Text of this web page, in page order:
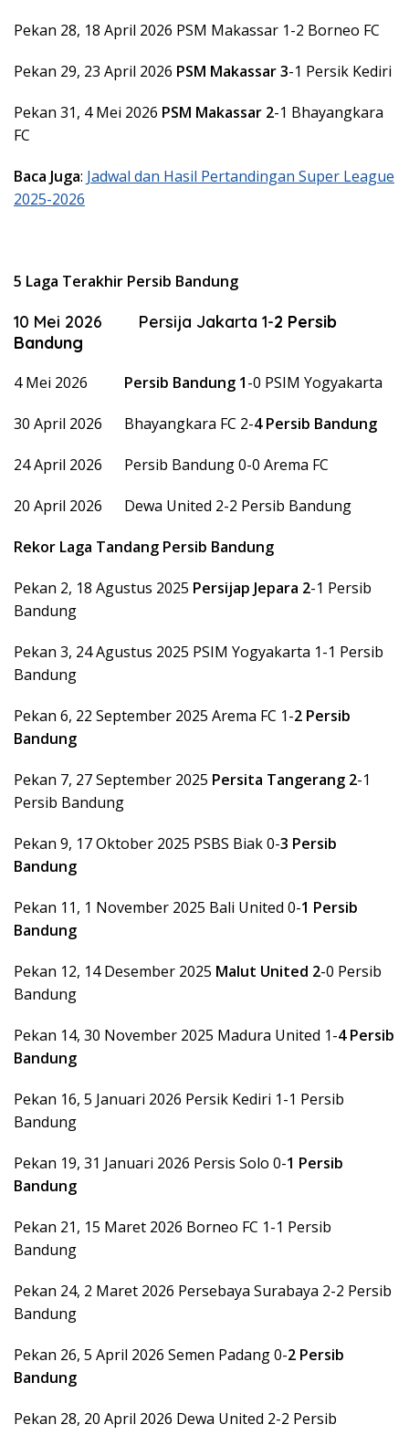
Pekan 28, 18 April 2026 PSM Makassar 1-2 Borneo FC
Pekan 29, 23 April 2026 PSM Makassar 3-1 Persik Kediri
Pekan 31, 4 Mei 2026 PSM Makassar 2-1 Bhayangkara
FC
Baca Juga: Jadwal dan Hasil Pertandingan Super League
2025-2026
5 Laga Terakhir Persib Bandung
10 Mei 2026 Persija Jakarta 1-2 Persib
Bandung
4 Mei 2026 Persib Bandung 1-0 PSIM Yogyakarta
30 April 2026 Bhayangkara FC 2-4 Persib Bandung
24 April 2026 Persib Bandung 0-0 Arema FC
20 April 2026 Dewa United 2-2 Persib Bandung
Rekor Laga Tandang Persib Bandung
Pekan 2, 18 Agustus 2025 Persijap Jepara 2-1 Persib
Bandung
Pekan 3, 24 Agustus 2025 PSIM Yogyakarta 1-1 Persib
Bandung
Pekan 6, 22 September 2025 Arema FC 1-2 Persib
Bandung
Pekan 7, 27 September 2025 Persita Tangerang 2-1
Persib Bandung
Pekan 9, 17 Oktober 2025 PSBS Biak 0-3 Persib
Bandung
Pekan 11, 1 November 2025 Bali United 0-1 Persib
Bandung
Pekan 12, 14 Desember 2025 Malut United 2-0 Persib
Bandung
Pekan 14, 30 November 2025 Madura United 1-4 Persib
Bandung
Pekan 16, 5 Januari 2026 Persik Kediri 1-1 Persib
Bandung
Pekan 19, 31 Januari 2026 Persis Solo 0-1 Persib
Bandung
Pekan 21, 15 Maret 2026 Borneo FC 1-1 Persib
Bandung
Pekan 24, 2 Maret 2026 Persebaya Surabaya 2-2 Persib
Bandung
Pekan 26, 5 April 2026 Semen Padang 0-2 Persib
Bandung
Pekan 28, 20 April 2026 Dewa United 2-2 Persib